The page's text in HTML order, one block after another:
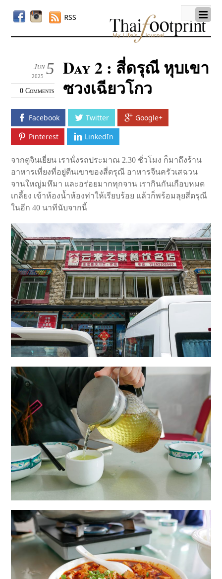
RSS
5
Jun
2025
0 Comments
Day 2 : สี่ดรุณี หุบเขา
ซวงเฉียวโกว
Facebook Twitter Google+
Pinterest LinkedIn
จากตูจินเยี่ยน เรานั่งรถประมาณ 2.30 ชั่วโมง ก็มาถึงร้าน
อาหารเที่ยงที่อยู่ตีนเขาของสี่ดรุณี อาหารจีนครัวเสฉวน
จานใหญ่มหึมา และอร่อยมากทุกจาน เรากินกันเกือบหมด
เกลี้ยง เข้าห้องน้ำห้องท่าให้เรียบร้อย แล้วก็พร้อมลุยสี่ดรุณี
ในอีก 40 นาทีนับจากนี้